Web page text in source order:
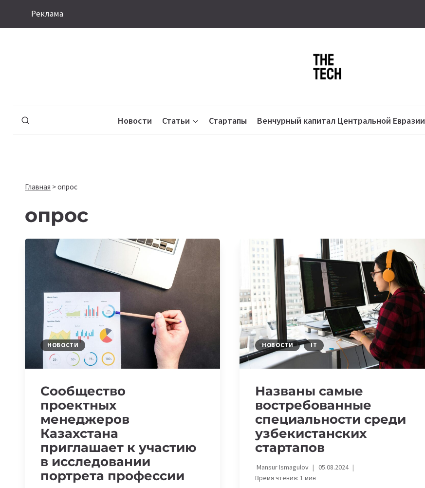
Реклама
Новости Статьи Стартапы Венчурный капитал Центральной Евразии
Главная >опрос
опрос
НОВОСТИ
Сообщество
проектных
менеджеров
Казахстана
приглашает к участию
в исследовании
портрета профессии
НОВОСТИ IT
Названы самые
востребованные
специальности среди
узбекистанских
стартапов
Mansur Ismagulov
05.08.2024
Время чтения: 1мин